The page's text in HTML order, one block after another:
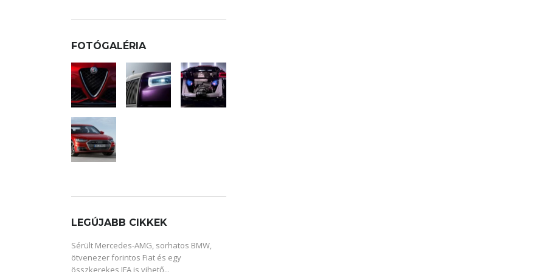
FOTÓGALÉRIA
LEGÚJABB CIKKEK
Sérült Mercedes-AMG, sorhatos BMW,
ötvenezer forintos Fiat és egy